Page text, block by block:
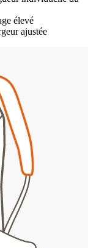
élevé
ajustée